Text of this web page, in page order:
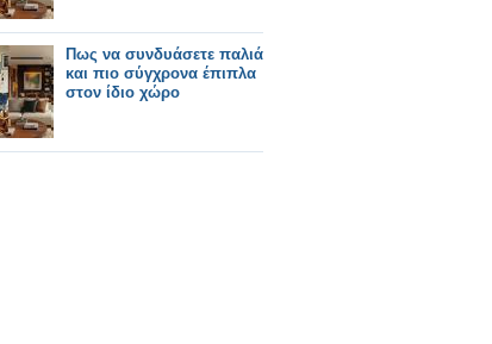
Πως να συνδυάσετε παλιά
και πιο σύγχρονα έπιπλα
στον ίδιο χώρο